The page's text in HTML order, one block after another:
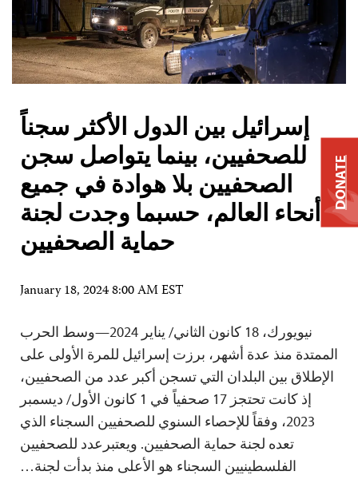
إسرائيل بين الدول الأكثر سجناً
للصحفيين، بينما يتواصل سجن
الصحفيين بلا هوادة في جميع
أنحاء العالم، حسبما وجدت لجنة
حماية الصحفيين
January 18, 2024 8:00 AM EST
نيويورك، 18 كانون الثاني/ يناير 2024—وسط الحرب
الممتدة منذ عدة أشهر، برزت إسرائيل للمرة الأولى على
الإطلاق بين البلدان التي تسجن أكبر عدد من الصحفيين،
إذ كانت تحتجز 17 صحفياً في 1 كانون الأول/ ديسمبر
2023، وفقاً للإحصاء السنوي للصحفيين السجناء الذي
تعده لجنة حماية الصحفيين. ويعتبرعدد للصحفيين
الفلسطينيين السجناء هو الأعلى منذ بدأت لجنة…
DONATE